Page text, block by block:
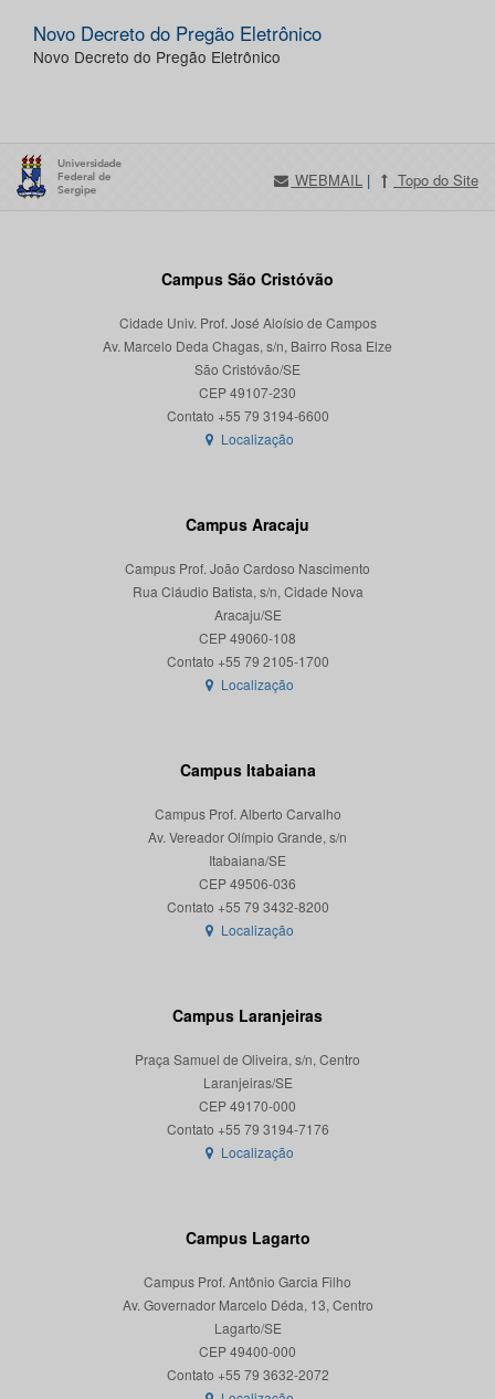
Novo Decreto do Pregão Eletrônico
Novo Decreto do Pregão Eletrônico
WEBMAIL | Topo do Site
Campus São Cristóvão
Cidade Univ. Prof. José Aloísio de Campos
Av. Marcelo Deda Chagas, s/n, Bairro Rosa Elze
São Cristóvão/SE
CEP 49107-230
Localização
Campus Aracaju
Campus Prof. João Cardoso Nascimento
Rua Cláudio Batista, s/n, Cidade Nova
Aracaju/SE
CEP 49060-108
Localização
Campus Itabaiana
Campus Prof. Alberto Carvalho
Av. Vereador Olímpio Grande, s/n
Itabaiana/SE
CEP 49506-036
Localização
Campus Laranjeiras
Praça Samuel de Oliveira, s/n, Centro
Laranjeiras/SE
CEP 49170-000
Localização
Campus Lagarto
Campus Prof. Antônio Garcia Filho
Av. Governador Marcelo Déda, 13, Centro
Lagarto/SE
CEP 49400-000